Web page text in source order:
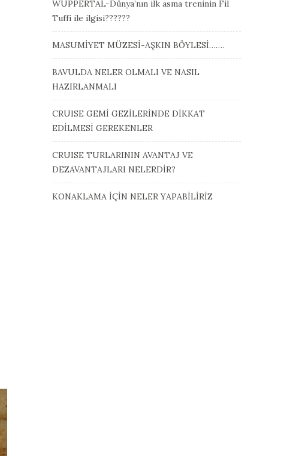
WUPPERTAL-Dünya’nın ilk asma treninin Fil
Tuffi ile ilgisi??????
MASUMİYET MÜZESİ-AŞKIN BÖYLESİ…….
BAVULDA NELER OLMALI VE NASIL
HAZIRLANMALI
CRUISE GEMİ GEZİLERİNDE DİKKAT
EDİLMESİ GEREKENLER
CRUISE TURLARININ AVANTAJ VE
DEZAVANTAJLARI NELERDİR?
KONAKLAMA İÇİN NELER YAPABİLİRİZ